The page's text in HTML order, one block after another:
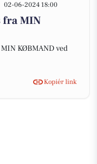
02-06-2024 18:00
fra MIN
KØBMAND ved
Kopiér link